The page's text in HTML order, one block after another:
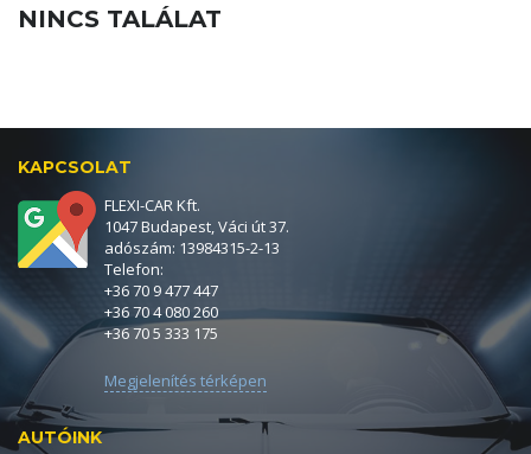
NINCS TALÁLAT
KAPCSOLAT
FLEXI-CAR Kft.
1047 Budapest, Váci út 37.
adószám: 13984315-2-13
Telefon:
+36 70 9 477 447
+36 70 4 080 260
+36 70 5 333 175
Megjelenítés térképen
AUTÓINK